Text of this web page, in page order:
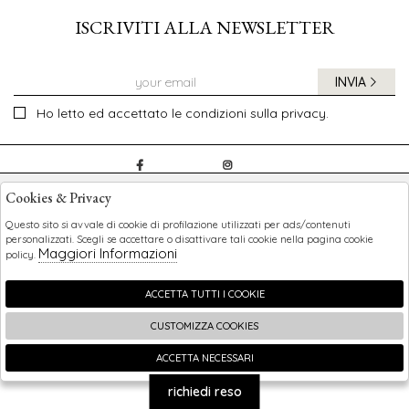
ISCRIVITI ALLA NEWSLETTER
Ho letto ed accettato le condizioni sulla privacy.
INVIA
SHOPPING
EXTRA
🍪
richiedi reso
Cookies & Privacy
Questo sito si avvale di cookie di profilazione utilizzati per ads/contenuti
personalizzati. Scegli se accettare o disattivare tali cookie nella pagina cookie
policy. Maggiori Informazioni
ACCETTA TUTTI I COOKIE
CUSTOMIZZA COOKIES
ACCETTA NECESSARI